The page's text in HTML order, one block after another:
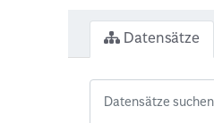
Datensätze